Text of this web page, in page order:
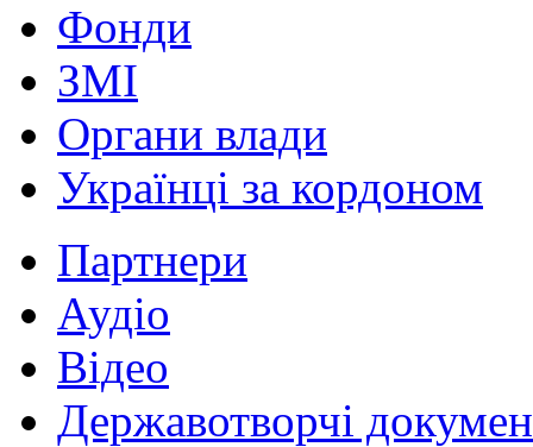
Фонди
ЗМІ
Органи влади
Українці за кордоном
Партнери
Аудіо
Відео
Державотворчі